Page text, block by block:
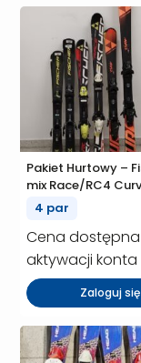
Pakiet Hurtowy –
mix Race/RC4
(P01314)
4 par
Cena
aktywacji konta
Zaloguj się